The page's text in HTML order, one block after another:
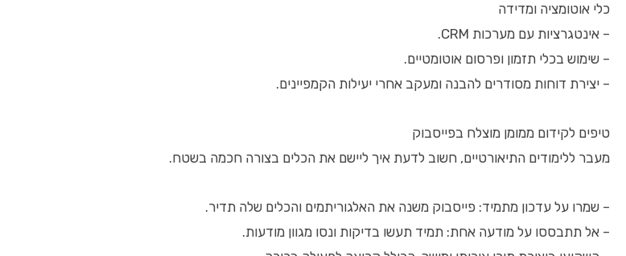
כלי אוטומציה ומדידה
– אינטגרציות עם מערכות CRM.
– שימוש בכלי תזמון ופרסום אוטומטיים.
– יצירת דוחות מסודרים להבנה ומעקב אחרי יעילות הקמפיינים.
טיפים לקידום ממומן מוצלח בפייסבוק
מעבר ללימודים התיאורטיים, חשוב לדעת איך ליישם את הכלים בצורה חכמה בשטח.
– שמרו על עדכון מתמיד: פייסבוק משנה את האלגוריתמים והכלים שלה תדיר.
– אל תתבססו על מודעה אחת: תמיד תעשו בדיקות ונסו מגוון מודעות.